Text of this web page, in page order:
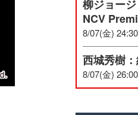
柳ジョー
NCV
8/07(金)
西城秀樹
8/07(金)